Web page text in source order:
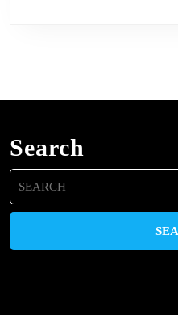
Search
Search
for: